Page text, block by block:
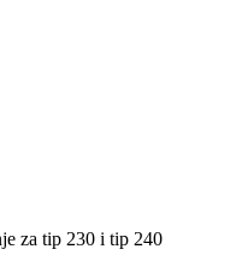
za tip 230 i tip 240